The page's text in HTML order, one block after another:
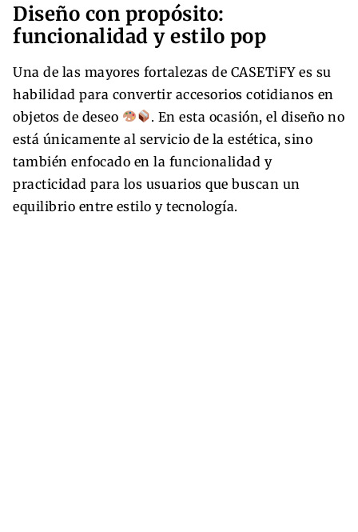
Diseño con propósito:
funcionalidad y estilo pop
Una de las mayores fortalezas de CASETiFY es su
habilidad para convertir accesorios cotidianos en
objetos de deseo
. En esta ocasión, el diseño no
está únicamente al servicio de la estética, sino
también enfocado en la funcionalidad y
practicidad para los usuarios que buscan un
equilibrio entre estilo y tecnología.